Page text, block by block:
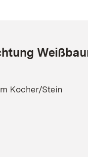
Kocher/Stein